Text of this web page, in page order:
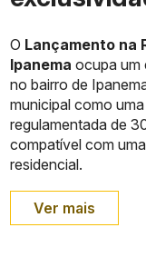
O Lançamento na
Ipanema ocupa um
no bairro de
municipal como
regulamentada de
compatível com
residencial.
Ver mais